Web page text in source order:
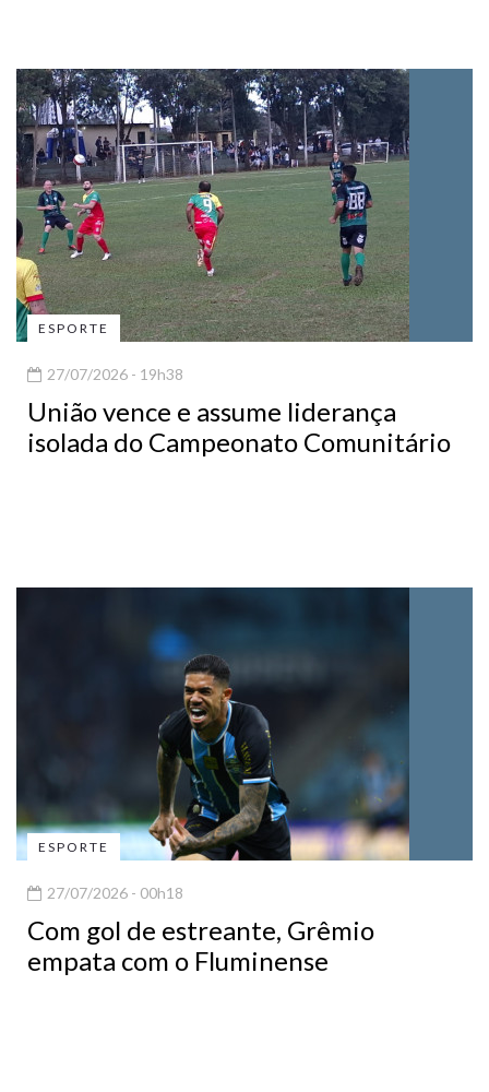
ESPORTE
27/07/2026 - 19h38
União vence e assume liderança
isolada do Campeonato Comunitário
ESPORTE
27/07/2026 - 00h18
Com gol de estreante, Grêmio
empata com o Fluminense